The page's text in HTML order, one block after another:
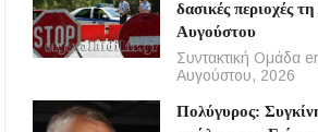
δασικές περιοχές
Αυγούστου
Συντακτική Ομάδα
Αυγούστου, 2026
Πολύγυρος: